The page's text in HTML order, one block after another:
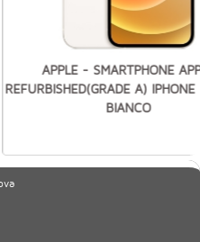
APPLE - SMARTPHONE
REFURBISHED(GRADE A)
BIANCO